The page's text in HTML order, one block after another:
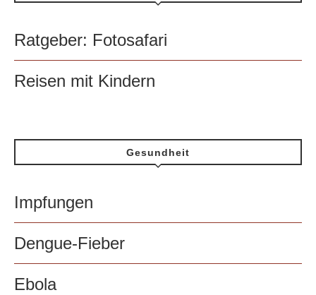
Ratgeber: Fotosafari
Reisen mit Kindern
Gesundheit
Impfungen
Dengue-Fieber
Ebola